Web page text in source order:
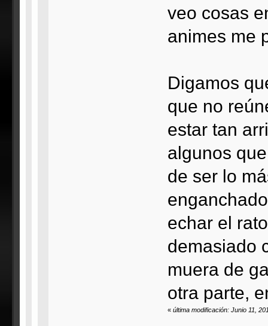
veo cosas
animes me
Digamos
que no
estar tan
algunos
de ser lo
echar el
demasiado
muera de
otra parte,
«última modificación: Junio 11,